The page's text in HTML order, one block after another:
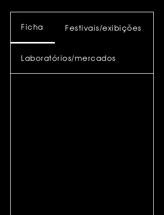
Ficha Festivais/exibições
Laboratórios/mercados